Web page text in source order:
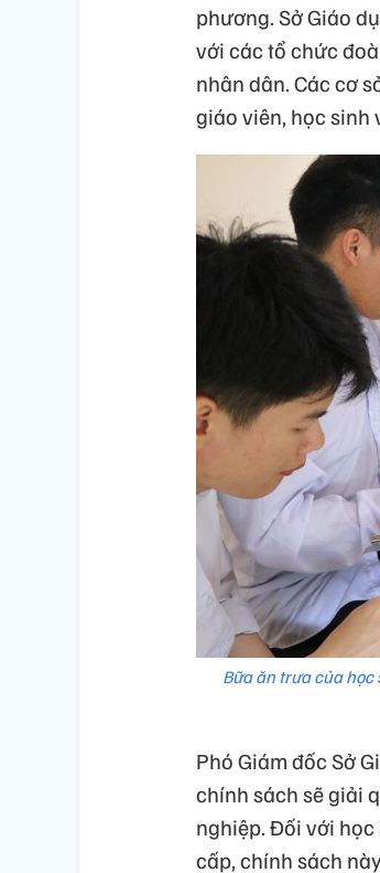
phương. Sở Giáo
với các tổ chức
nhân dân. Các cơ
giáo viên, học sinh
Bữa ăn trưa của
Phó Giám đốc Sở
chính sách sẽ giải
nghiệp. Đối với
cấp, chính sách